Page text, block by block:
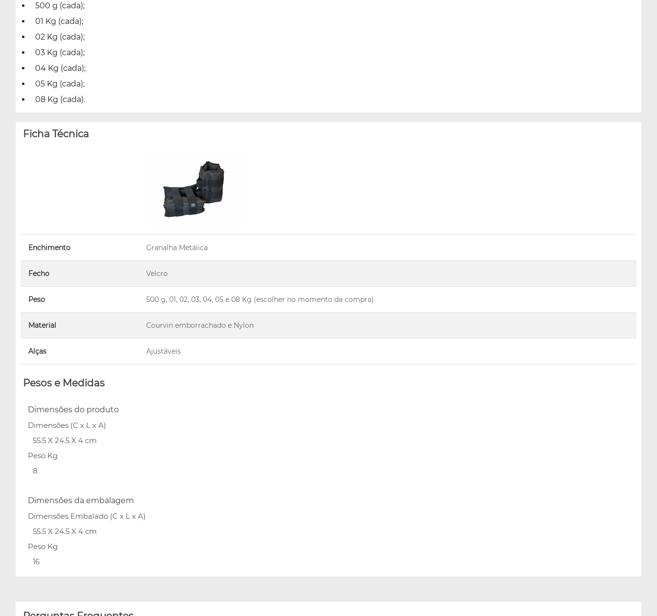
500 g (cada);
01 Kg (cada);
02 Kg (cada);
03 Kg (cada);
04 Kg (cada);
05 Kg (cada);
08 Kg (cada).
Ficha Técnica
Enchimento Granalha Metálica
Fecho Velcro
Peso 500 g, 01, 02, 03, 04, 05 e 08 Kg (escolher no momento da compra)
Material Courvin emborrachado e Nylon
Alças Ajustáveis
Pesos e Medidas
Dimensões do produto
Dimensões (C x L x A)
55.5 X 24.5 X 4 cm
Peso Kg
8
Dimensões da embalagem
Dimensões Embalado (C x L x A)
55.5 X 24.5 X 4 cm
Peso Kg
16